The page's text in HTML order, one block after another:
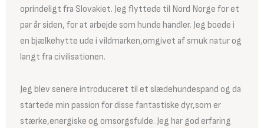
oprindeligt fra Slovakiet. Jeg flyttede til Nord Norge for et
par år siden, for at arbejde som hunde handler. Jeg boede i
en bjælkehytte ude i vildmarken,omgivet af smuk natur og
langt fra civilisationen.
Jeg blev senere introduceret til et slædehundespand og da
startede min passion for disse fantastiske dyr,som er
stærke,energiske og omsorgsfulde. Jeg har god erfaring